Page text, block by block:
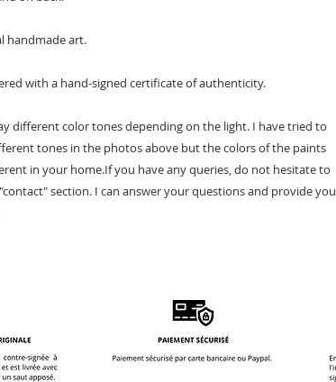
handmade art.
with a hand-signed certificate of authenticity.
different color tones depending on the light. I have tried to
tones in the photos above but the colors of the paints
in your home.If you have any queries, do not hesitate to
section. I can answer your questions and provide you